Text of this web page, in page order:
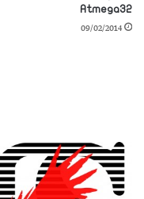
Atmega32
09/02/2014